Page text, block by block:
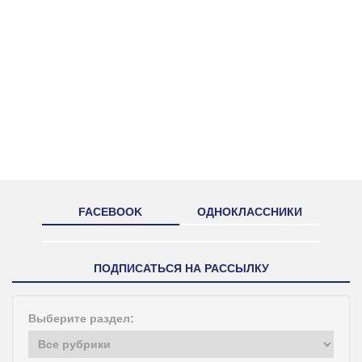
FACEBOOK ОДНОКЛАССНИКИ
ПОДПИСАТЬСЯ НА РАССЫЛКУ
Выберите раздел: